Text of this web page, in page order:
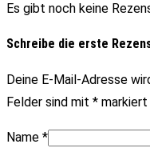
Es gibt noch keine
Schreibe die erste
Deine E-Mail-Adresse
Felder sind mit * markiert
Name *